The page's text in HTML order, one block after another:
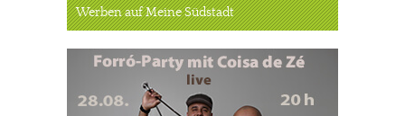
Werben auf Meine Südstadt